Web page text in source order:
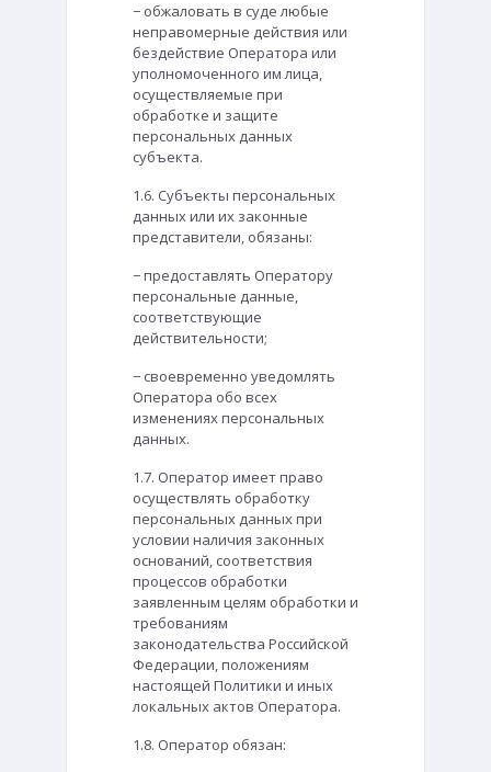
− обжаловать в суде любые
неправомерные действия или
бездействие Оператора или
уполномоченного им лица,
осуществляемые при
обработке и защите
персональных данных
субъекта.
1.6. Субъекты персональных
данных или их законные
представители, обязаны:
− предоставлять Оператору
персональные данные,
соответствующие
действительности;
− своевременно уведомлять
Оператора обо всех
изменениях персональных
данных.
1.7. Оператор имеет право
осуществлять обработку
персональных данных при
условии наличия законных
оснований, соответствия
процессов обработки
заявленным целям обработки и
требованиям
законодательства Российской
Федерации, положениям
настоящей Политики и иных
локальных актов Оператора.
1.8. Оператор обязан: